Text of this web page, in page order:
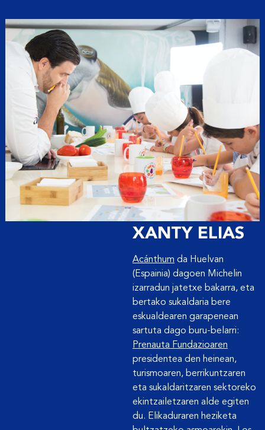
XANTY ELIAS
Acánthum da Huelvan
(Espainia) dagoen Michelin
izarradun jatetxe bakarra, eta
bertako sukaldaria bere
eskualdearen garapenean
sartuta dago buru-belarri:
Prenauta Fundazioaren
presidentea den heinean,
turismoaren, berrikuntzaren
eta sukaldaritzaren sektoreko
ekintzailetzaren alde egiten
du. Elikaduraren heziketa